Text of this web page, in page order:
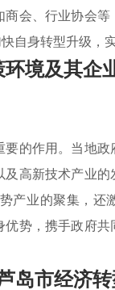
会、行业协会等
自身转型升级，
境及其企
的作用。当地政
高新技术产业
产业的聚集，还
势，携手政府
岛市经济